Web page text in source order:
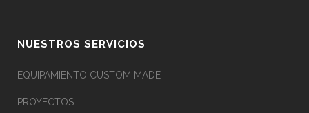
NUESTROS SERVICIOS
EQUIPAMIENTO CUSTOM MADE
PROYECTOS